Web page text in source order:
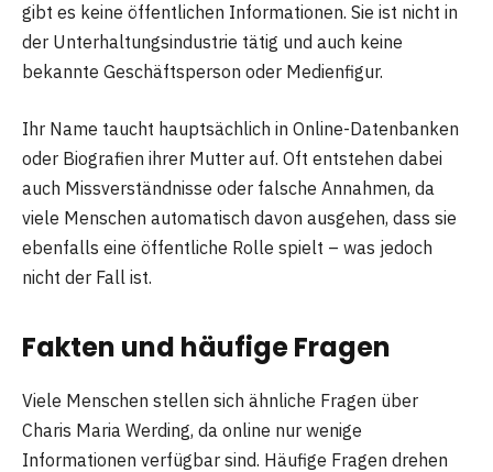
gibt es keine öffentlichen Informationen. Sie ist nicht in
der Unterhaltungsindustrie tätig und auch keine
bekannte Geschäftsperson oder Medienfigur.
Ihr Name taucht hauptsächlich in Online-Datenbanken
oder Biografien ihrer Mutter auf. Oft entstehen dabei
auch Missverständnisse oder falsche Annahmen, da
viele Menschen automatisch davon ausgehen, dass sie
ebenfalls eine öffentliche Rolle spielt – was jedoch
nicht der Fall ist.
Fakten und häufige Fragen
Viele Menschen stellen sich ähnliche Fragen über
Charis Maria Werding, da online nur wenige
Informationen verfügbar sind. Häufige Fragen drehen